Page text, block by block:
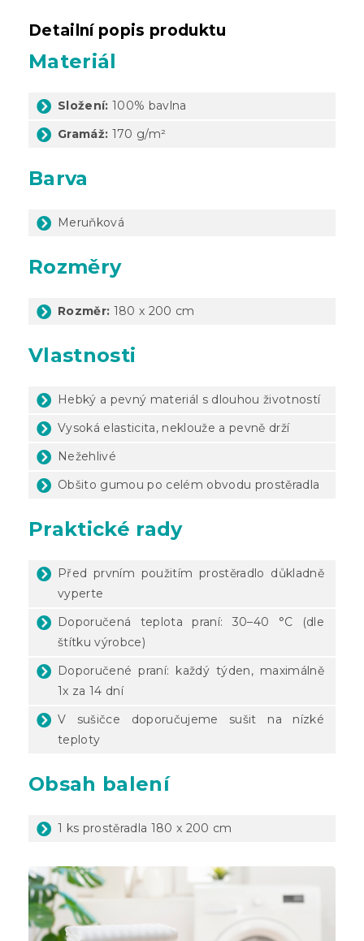
Detailní popis produktu
Materiál
Složení: 100% bavlna
Gramáž: 170 g/m²
Barva
Meruňková
Rozměry
Rozměr: 180 x 200 cm
Vlastnosti
Hebký a pevný materiál s dlouhou životností
Vysoká elasticita, neklouže a pevně drží
Nežehlivé
Obšito gumou po celém obvodu prostěradla
Praktické rady
Před prvním použitím prostěradlo důkladně
vyperte
Doporučená teplota praní: 30–40 °C (dle
štítku výrobce)
Doporučené praní: každý týden, maximálně
1x za 14 dní
V sušičce doporučujeme sušit na nízké
teploty
Obsah balení
1 ks prostěradla 180 x 200 cm